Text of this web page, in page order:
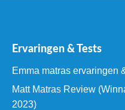
Ervaringen & Tests
Emma matras ervaringen
Matt Matras Review
2023)